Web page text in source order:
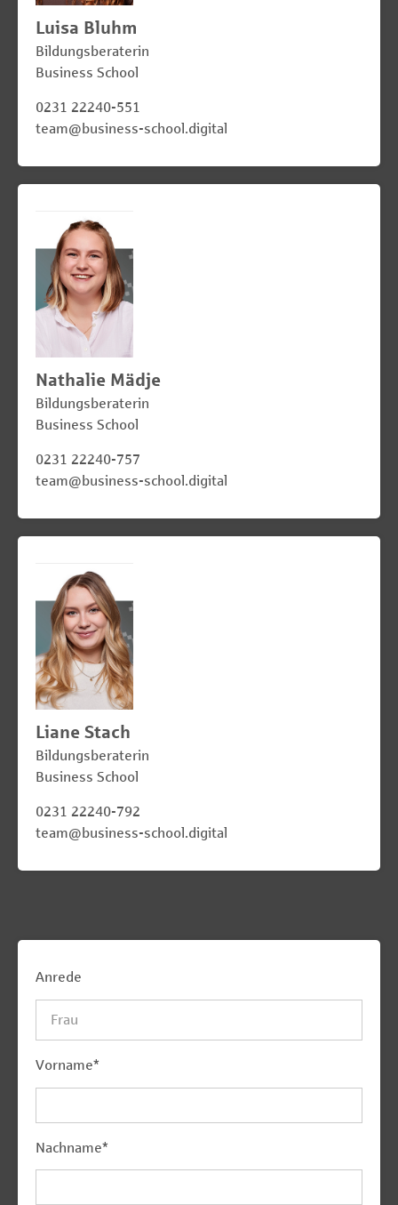
Luisa Bluhm
Bildungsberaterin
Business School
0231 22240-551
team@business-school.digital
Nathalie Mädje
Bildungsberaterin
Business School
0231 22240-757
team@business-school.digital
Liane Stach
Bildungsberaterin
Business School
0231 22240-792
team@business-school.digital
Anrede
Vorname*
Nachname*